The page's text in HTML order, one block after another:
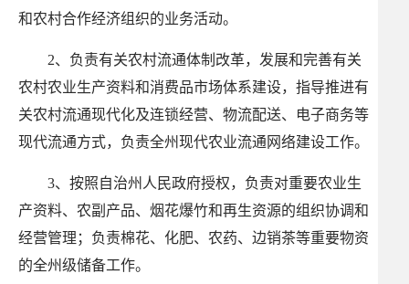
和农村合作经济组织的业务活动。
2、负责有关农村流通体制改革，发展和完善有关
农村农业生产资料和消费品市场体系建设，指导推进有
关农村流通现代化及连锁经营、物流配送、电子商务等
现代流通方式，负责全州现代农业流通网络建设工作。
3、按照自治州人民政府授权，负责对重要农业生
产资料、农副产品、烟花爆竹和再生资源的组织协调和
经营管理；负责棉花、化肥、农药、边销茶等重要物资
的全州级储备工作。